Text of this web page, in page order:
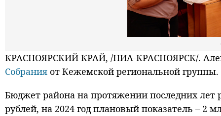
КРАСНОЯРСКИЙ КРАЙ, /НИА-КРАСНОЯРСК/.
Собрания от Кежемской региональной группы.
Бюджет района на протяжении последних лет
рублей, на 2024 год плановый показатель – 2